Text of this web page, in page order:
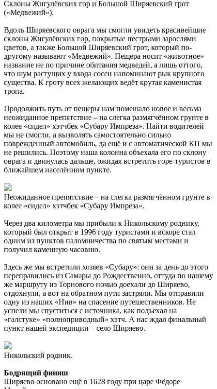
Склоны Жигулёвских гор и Большой Ширяевский грот
(«Медвежий»).
Вдоль Ширяевского оврага мы смогли увидеть красивейшие
склоны Жигулёвских гор, покрытые пестрыми зарослями
цветов, а также Большой Ширяевский грот, который по-
другому называют «Медвежий». Пещера носит «животное»
название не по причине обитания медведей, а лишь оттого,
что шум растущих у входа сосен напоминают рык крупного
существа. К гроту всех желающих ведёт крутая каменистая
тропа.
Продолжить путь от пещеры нам помешало новое и весьма
неожиданное препятствие – на слегка размягчённом грунте в
колее «сидел» хэтчбек «Субару Импреза». Найти водителей
мы не смогли, а вызволять самостоятельно сильно
поврежденный автомобиль, да ещё и с автоматической КП мы
не решились. Поэтому наша колонна объехала его по склону
оврага и двинулась дальше, ожидая встретить горе-туристов в
ближайшем населённом пункте.
Неожиданное препятствие – на слегка размягчённом грунте в
колее «сидел» хэтчбек «Субару Импреза».
Через два километра мы прибыли к Никольскому роднику,
который был открыт в 1996 году туристами и вскоре стал
одним из пунктов паломничества по святым местами и
получил каменную часовню.
Здесь же мы встретили хозяев «Субару»: они за день до этого
переправились из Самары до Рождественно, оттуда по нашему
же маршруту из Торнового ночью доехали до Ширяево,
отдохнули, а вот на обратном пути застряли. Мы отправили
одну из наших «Нив» на спасение путешественников. Не
успели мы спуститься с источника, как подъехал на
«галстуке» «полноприводный» хэтч. А нас ждал финальный
пункт нашей экспедиции – село Ширяево.
Никольский родник.
Бодрящий финиш
Ширяево основано ещё в 1628 году при царе Фёдоре